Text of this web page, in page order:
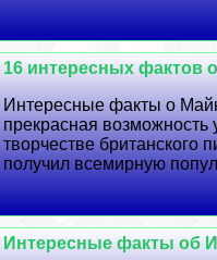
16 интересных фактов
Интересные факты о
прекрасная возможность
творчестве британского
получил всемирную
Интересные факты об